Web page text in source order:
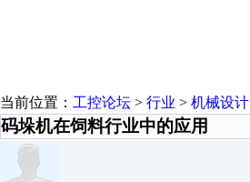
当前位置： 工控论坛 > 行业 > 机械设计
码垛机在饲料行业中的应用